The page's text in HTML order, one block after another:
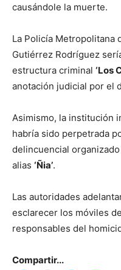
causándole la muerte.
La Policía Metropolitana
Gutiérrez Rodríguez
estructura criminal ‘Los
anotación judicial por el
Asimismo, la institución
habría sido perpetrada
delincuencial organizado
alias ‘Ñia’.
Las autoridades
esclarecer los móviles
responsables del
Compartir...